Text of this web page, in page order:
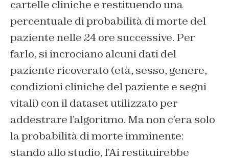
cartelle cliniche e restituendo una
percentuale di probabilità di morte del
paziente nelle 24 ore successive. Per
farlo, si incrociano alcuni dati del
paziente ricoverato (età, sesso, genere,
condizioni cliniche del paziente e segni
vitali) con il dataset utilizzato per
addestrare l’algoritmo. Ma non c’era solo
la probabilità di morte imminente:
stando allo studio, l’Ai restituirebbe